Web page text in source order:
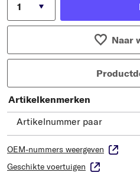
Naar
Artikelkenmerken
Artikelnummer paar
OEM-nummers weergeven
Geschikte voertuigen